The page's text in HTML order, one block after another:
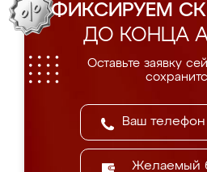
ФИКСИРУЕМ
ДО КОНЦА
Оставьте заявку
Желаемый